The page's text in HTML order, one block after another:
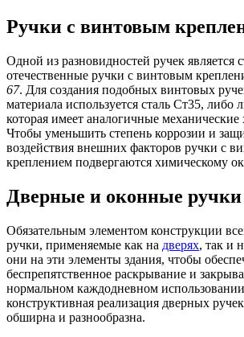
Ручки с винтовым
Одной из разновидностей ручек является
отечественные ручки с винтовым
67. Для создания подобных винтовых
материала используется сталь Ст35, либо
которая имеет аналогичные механические
Чтобы уменьшить степень коррозии и
воздействия внешних факторов ручки с
креплением подвергаются химическому
Дверные и оконные ручки
Обязательным элементом конструкции
ручки, применяемые как на дверях, так и
они на эти элементы здания, чтобы
беспрепятственное раскрывание и
нормальном каждодневном
конструктивная реализация дверных
обширна и разнообразна.